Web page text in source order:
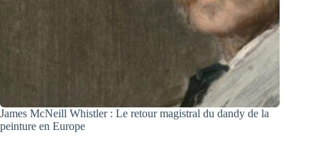
James McNeill Whistler : Le retour magistral du dandy de la
peinture en Europe